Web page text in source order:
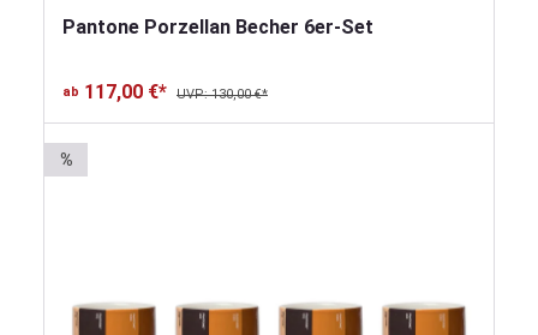
Pantone Porzellan Becher 6er-Set
ab 117,00 €* UVP: 130,00 €*
%